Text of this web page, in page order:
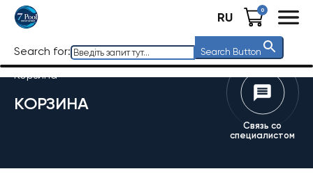
RU 0
Search for: Search Button
Корзина
КОРЗИНА
Связь со
специалистом